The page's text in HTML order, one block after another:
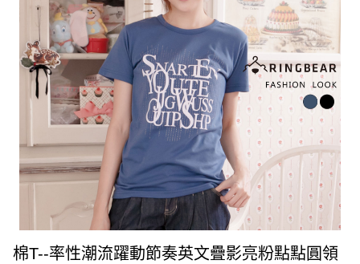
棉T--率性潮流躍動節奏英文疊影亮粉點點圓領